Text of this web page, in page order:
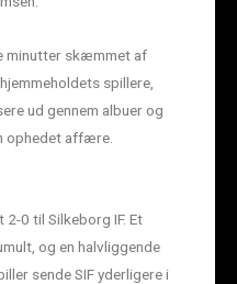
minutter skæmmet af
spillere,
ud gennem albuer og
ophedet affære.
0 til Silkeborg IF. Et
og en halvliggende
sende SIF yderligere i